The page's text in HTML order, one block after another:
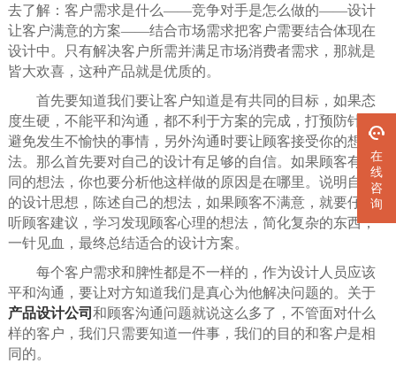
在
线
咨
询
去了解：客户需求是什么——竞争对手是怎么做的——设计
让客户满意的方案——结合市场需求把客户需要结合体现在
设计中。只有解决客户所需并满足市场消费者需求，那就是
皆大欢喜，这种产品就是优质的。
首先要知道我们要让客户知道是有共同的目标，如果态
度生硬，不能平和沟通，都不利于方案的完成，打预防针，
避免发生不愉快的事情，另外沟通时要让顾客接受你的想
法。那么首先要对自己的设计有足够的自信。如果顾客有不
同的想法，你也要分析他这样做的原因是在哪里。说明自己
的设计思想，陈述自己的想法，如果顾客不满意，就要仔细
听顾客建议，学习发现顾客心理的想法，简化复杂的东西，
一针见血，最终总结适合的设计方案。
每个客户需求和脾性都是不一样的，作为设计人员应该
平和沟通，要让对方知道我们是真心为他解决问题的。关于
产品设计公司 和顾客沟通问题就说这么多了，不管面对什么
样的客户，我们只需要知道一件事，我们的目的和客户是相
同的。